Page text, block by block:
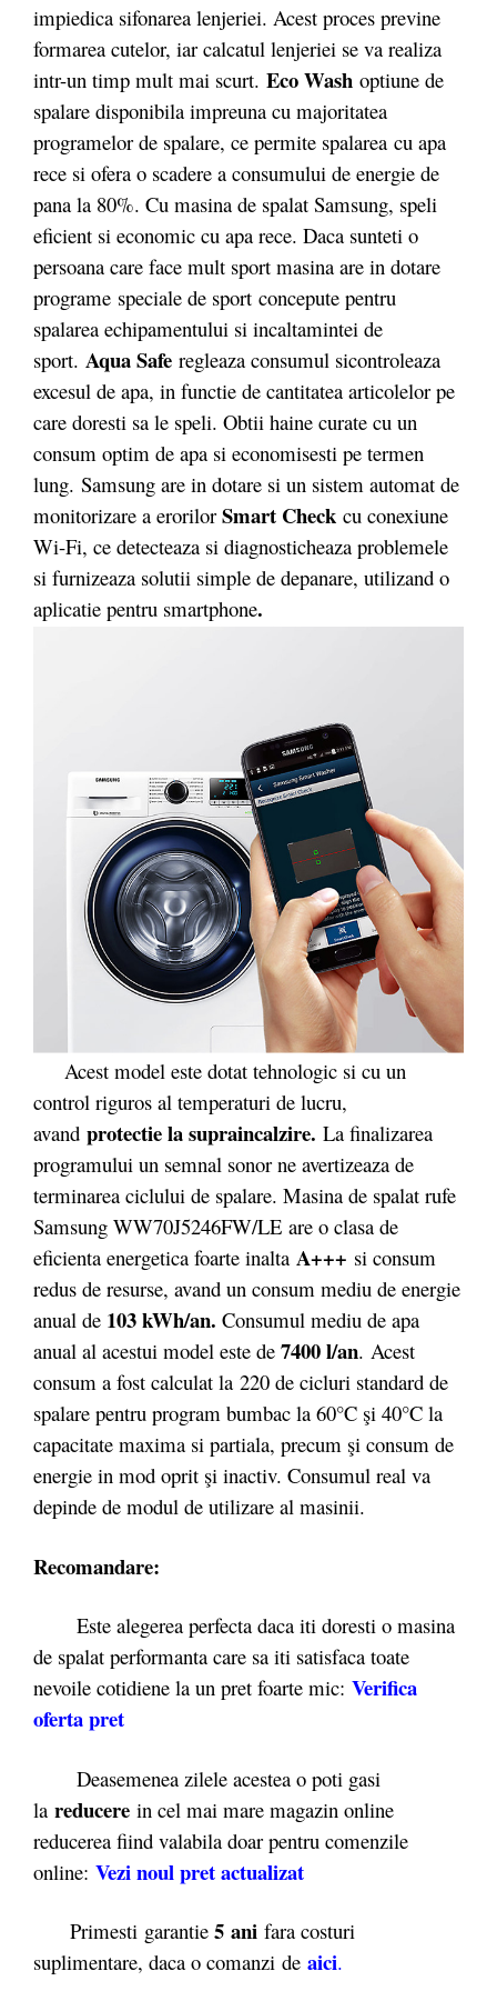
impiedica sifonarea lenjeriei. Acest proces previne
formarea cutelor, iar calcatul lenjeriei se va realiza
intr-un timp mult mai scurt. Eco Wash optiune de
spalare disponibila impreuna cu majoritatea
programelor de spalare, ce permite spalarea cu apa
rece si ofera o scadere a consumului de energie de
pana la 80%. Cu masina de spalat Samsung, speli
eficient si economic cu apa rece. Daca sunteti o
persoana care face mult sport masina are in dotare
programe speciale de sport concepute pentru
spalarea echipamentului si incaltamintei de
sport. Aqua Safe regleaza consumul sicontroleaza
excesul de apa, in functie de cantitatea articolelor pe
care doresti sa le speli. Obtii haine curate cu un
consum optim de apa si economisesti pe termen
lung. Samsung are in dotare si un sistem automat de
monitorizare a erorilor Smart Check cu conexiune
Wi-Fi, ce detecteaza si diagnosticheaza problemele
si furnizeaza solutii simple de depanare, utilizand o
aplicatie pentru smartphone.
Acest model este dotat tehnologic si cu un
control riguros al temperaturi de lucru,
avand protectie la supraincalzire. La finalizarea
programului un semnal sonor ne avertizeaza de
terminarea ciclului de spalare. Masina de spalat rufe
Samsung WW70J5246FW/LE are o clasa de
eficienta energetica foarte inalta A+++ si consum
redus de resurse, avand un consum mediu de energie
anual de 103 kWh/an. Consumul mediu de apa
anual al acestui model este de 7400 l/an. Acest
consum a fost calculat la 220 de cicluri standard de
spalare pentru program bumbac la 60°C şi 40°C la
capacitate maxima si partiala, precum şi consum de
energie in mod oprit şi inactiv. Consumul real va
depinde de modul de utilizare al masinii.
Recomandare:
Este alegerea perfecta daca iti doresti o masina
de spalat performanta care sa iti satisfaca toate
nevoile cotidiene la un pret foarte mic: Verifica
oferta pret
Deasemenea zilele acestea o poti gasi
la reducere in cel mai mare magazin online
reducerea fiind valabila doar pentru comenzile
online: Vezi noul pret actualizat
Primesti garantie 5 ani fara costuri
suplimentare, daca o comanzi de aici.